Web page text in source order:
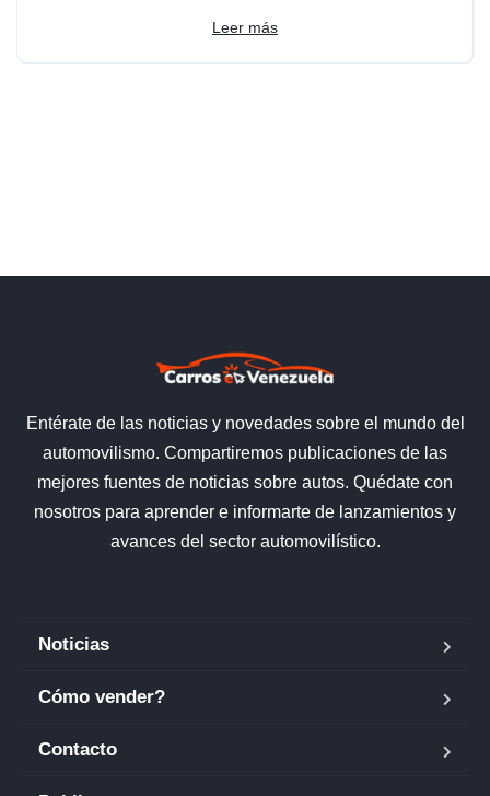
Leer más
Entérate de las noticias y novedades sobre el mundo del
automovilismo. Compartiremos publicaciones de las
mejores fuentes de noticias sobre autos. Quédate con
nosotros para aprender e informarte de lanzamientos y
avances del sector automovilístico.
Noticias
Cómo vender?
Contacto